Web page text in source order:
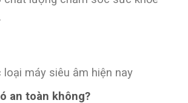
an toàn không?